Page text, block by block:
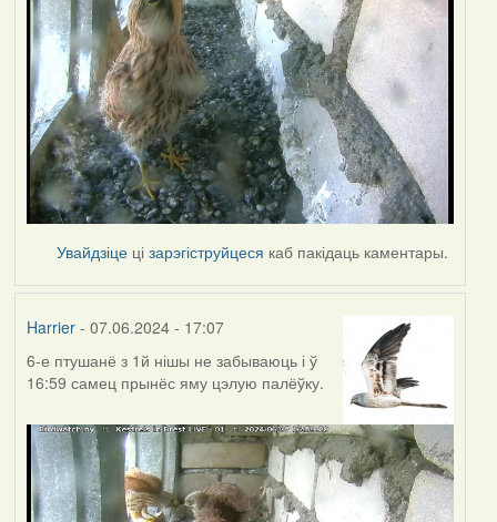
Увайдзіце цізарэгіструйцеся каб пакідаць каментары.
Harrier- 07.06.2024 - 17:07
6-е птушанё з 1й нішы не забываюць і ў
16:59 самец прынёс яму цэлую палёўку.